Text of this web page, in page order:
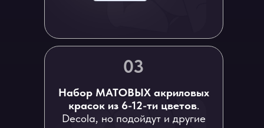
Набор МАТОВЫХ акриловых
красок из 6-12-ти цветов.
Decola, но подойдут и другие
03